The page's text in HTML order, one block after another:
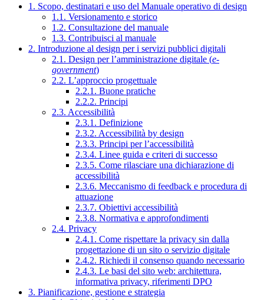
1. Scopo, destinatari e uso del Manuale operativo di design
1.1. Versionamento e storico
1.2. Consultazione del manuale
1.3. Contribuisci al manuale
2. Introduzione al design per i servizi pubblici digitali
2.1. Design per l’amministrazione digitale (e-
government)
2.2. L’approccio progettuale
2.2.1. Buone pratiche
2.2.2. Principi
2.3. Accessibilità
2.3.1. Definizione
2.3.2. Accessibilità by design
2.3.3. Principi per l’accessibilità
2.3.4. Linee guida e criteri di successo
2.3.5. Come rilasciare una dichiarazione di
accessibilità
2.3.6. Meccanismo di feedback e procedura di
attuazione
2.3.7. Obiettivi accessibilità
2.3.8. Normativa e approfondimenti
2.4. Privacy
2.4.1. Come rispettare la privacy sin dalla
progettazione di un sito o servizio digitale
2.4.2. Richiedi il consenso quando necessario
2.4.3. Le basi del sito web: architettura,
informativa privacy, riferimenti DPO
3. Pianificazione, gestione e strategia